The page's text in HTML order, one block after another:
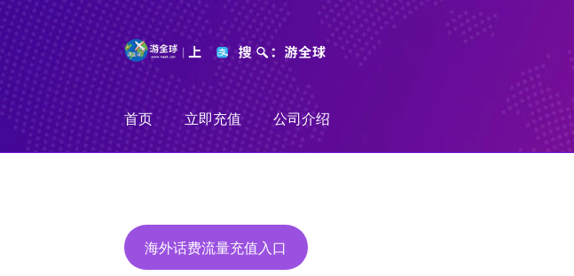
Skip
to
navigation
Skip
to
content
首页
立即充值 公司介绍
海外话费流量充值入口